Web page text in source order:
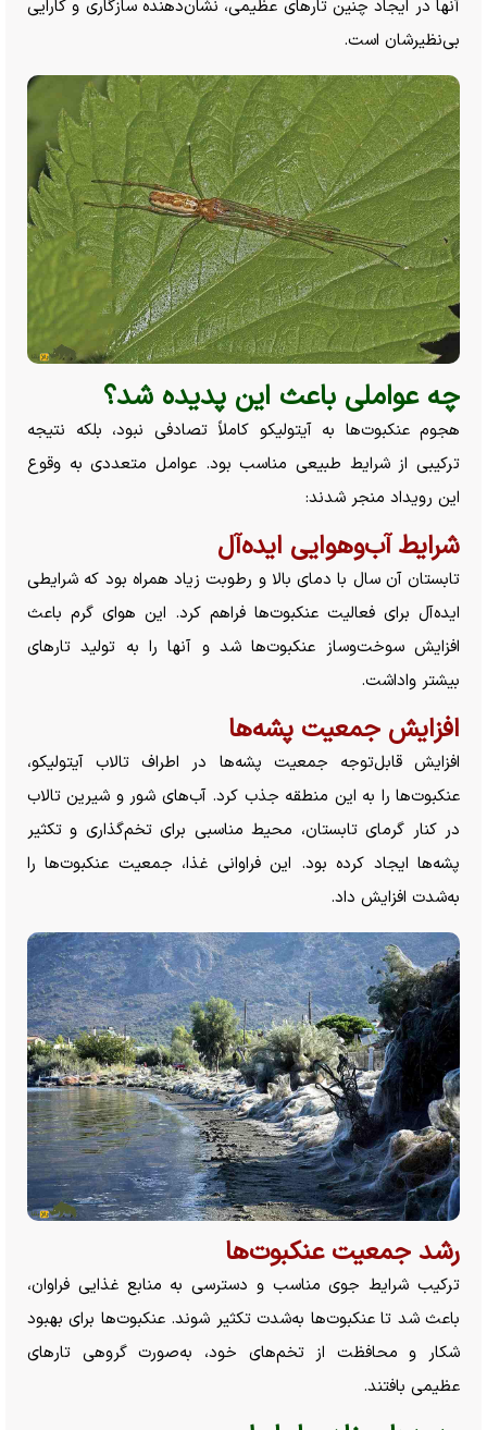
آنها در ایجاد چنین تار‌های عظیمی، نشان‌دهنده سازگاری و کارایی
بی‌نظیرشان است.
چه عواملی باعث این پدیده شد؟
هجوم عنکبوت‌ها به آیتولیکو کاملاً تصادفی نبود، بلکه نتیجه
ترکیبی از شرایط طبیعی مناسب بود. عوامل متعددی به وقوع
این رویداد منجر شدند:
شرایط آب‌وهوایی ایده‌آل
تابستان آن سال با دمای بالا و رطوبت زیاد همراه بود که شرایطی
ایده‌آل برای فعالیت عنکبوت‌ها فراهم کرد. این هوای گرم باعث
افزایش سوخت‌وساز عنکبوت‌ها شد و آنها را به تولید تار‌های
بیشتر واداشت.
افزایش جمعیت پشه‌ها
افزایش قابل‌توجه جمعیت پشه‌ها در اطراف تالاب آیتولیکو،
عنکبوت‌ها را به این منطقه جذب کرد. آب‌های شور و شیرین تالاب
در کنار گرمای تابستان، محیط مناسبی برای تخم‌گذاری و تکثیر
پشه‌ها ایجاد کرده بود. این فراوانی غذا، جمعیت عنکبوت‌ها را
به‌شدت افزایش داد.
رشد جمعیت عنکبوت‌ها
ترکیب شرایط جوی مناسب و دسترسی به منابع غذایی فراوان،
باعث شد تا عنکبوت‌ها به‌شدت تکثیر شوند. عنکبوت‌ها برای بهبود
شکار و محافظت از تخم‌های خود، به‌صورت گروهی تار‌های
عظیمی بافتند.